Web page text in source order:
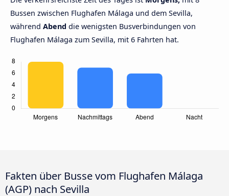
Bussen zwischen Flughafen Málaga und dem Sevilla,
während Abend die wenigsten Busverbindungen von
Flughafen Málaga zum Sevilla, mit 6 Fahrten hat.
Fakten über Busse vom Flughafen Málaga
(AGP) nach Sevilla